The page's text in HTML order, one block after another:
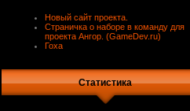
Новый сайт проекта.
Страничка о наборе в команду для
проекта Ангор. (GameDev.ru)
Гоха
Статистика